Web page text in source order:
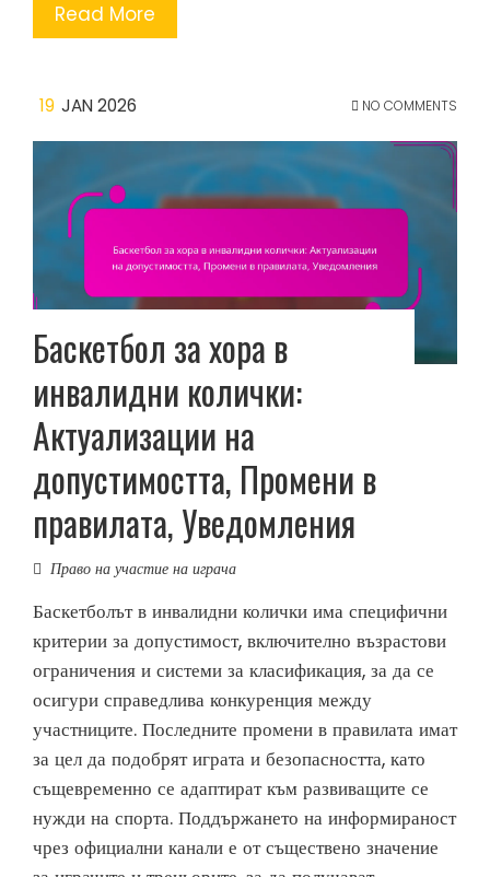
Read More
19 JAN 2026 NO COMMENTS
Баскетбол за хора в
инвалидни колички:
Актуализации на
допустимостта, Промени в
правилата, Уведомления
Право на участие на играча
Баскетболът в инвалидни колички има специфични
критерии за допустимост, включително възрастови
ограничения и системи за класификация, за да се
осигури справедлива конкуренция между
участниците. Последните промени в правилата имат
за цел да подобрят играта и безопасността, като
същевременно се адаптират към развиващите се
нужди на спорта. Поддържането на информираност
чрез официални канали е от съществено значение